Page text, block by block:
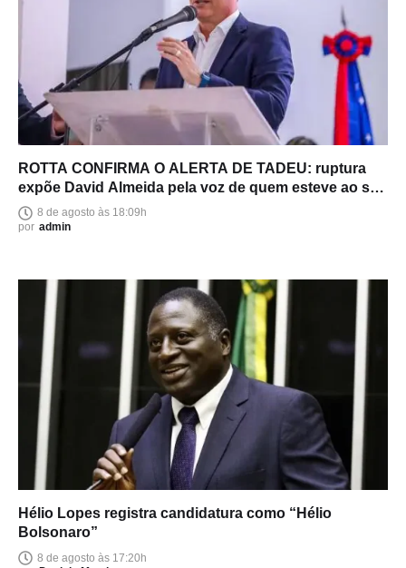
ROTTA CONFIRMA O ALERTA DE TADEU: ruptura
expõe David Almeida pela voz de quem esteve ao seu
lado8 de agosto às 18:09h
por admin
Hélio Lopes registra candidatura como “Hélio
Bolsonaro”
8 de agosto às 17:20h